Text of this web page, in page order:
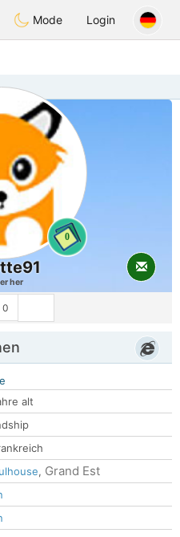
ourMode Login
0
her
0
alt
, Grand Est